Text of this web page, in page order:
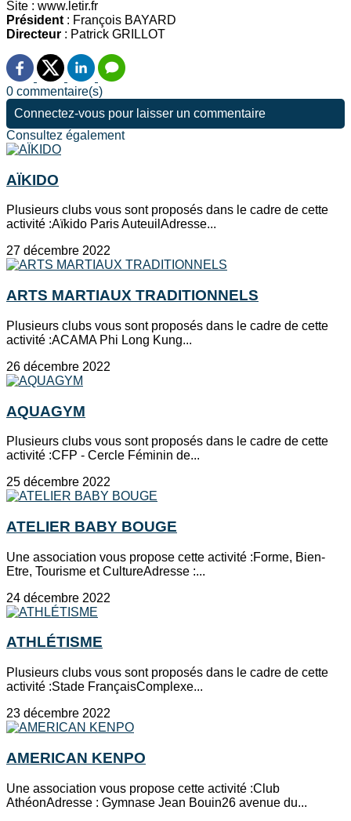
Site : www.letir.fr
Président : François BAYARD
Directeur : Patrick GRILLOT
0 commentaire(s)
Connectez-vous pour laisser un commentaire
Consultez également
AÏKIDO
Plusieurs clubs vous sont proposés dans le cadre de cette
activité :Aïkido Paris AuteuilAdresse...
27 décembre 2022
ARTS MARTIAUX TRADITIONNELS
Plusieurs clubs vous sont proposés dans le cadre de cette
activité :ACAMA Phi Long Kung...
26 décembre 2022
AQUAGYM
Plusieurs clubs vous sont proposés dans le cadre de cette
activité :CFP - Cercle Féminin de...
25 décembre 2022
ATELIER BABY BOUGE
Une association vous propose cette activité :Forme, Bien-
Etre, Tourisme et CultureAdresse :...
24 décembre 2022
ATHLÉTISME
Plusieurs clubs vous sont proposés dans le cadre de cette
activité :Stade FrançaisComplexe...
23 décembre 2022
AMERICAN KENPO
Une association vous propose cette activité :Club
AthéonAdresse : Gymnase Jean Bouin26 avenue du...